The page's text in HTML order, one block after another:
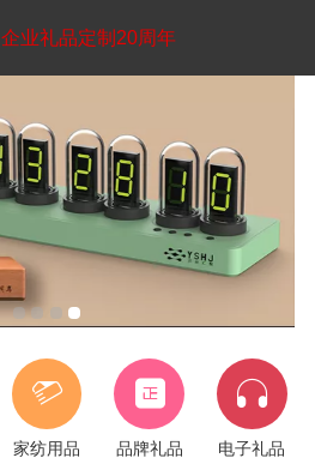
企业礼品定制20周年
家纺用品 品牌礼品 电子礼品